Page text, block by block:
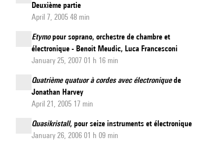
Deuxième partie
April 7, 2005 48 min
Etymopour soprano, orchestre de chambre et
électronique - Benoit Meudic, Luca Francesconi
January 25, 2007 01 h 16 min
Quatrième quatuor à cordes avec électroniquede
Jonathan Harvey
April 21, 2005 17 min
Quasikristall, pour seize instruments et électronique
January 26, 2006 01 h 09 min